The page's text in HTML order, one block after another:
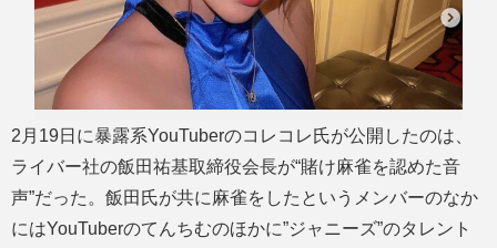
2月19日に暴露系YouTuberのコレコレ氏が公開したのは、
ライバー社の飯田祐基取締役会長が“賭け麻雀を認めた音
声”だった。飯田氏が共に麻雀をしたというメンバーのなか
にはYouTuberのてんちむのほかに”ジャニーズ”のタレント